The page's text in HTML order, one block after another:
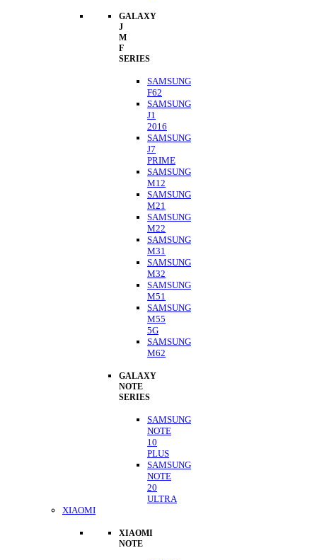
GALAXY
J
M
F
SERIES
SAMSUNG
F62
SAMSUNG
J1
2016
SAMSUNG
J7
PRIME
SAMSUNG
M12
SAMSUNG
M21
SAMSUNG
M22
SAMSUNG
M31
SAMSUNG
M32
SAMSUNG
M51
SAMSUNG
M55
5G
SAMSUNG
M62
GALAXY
NOTE
SERIES
SAMSUNG
NOTE
10
PLUS
SAMSUNG
NOTE
20
ULTRA
XIAOMI
XIAOMI
NOTE